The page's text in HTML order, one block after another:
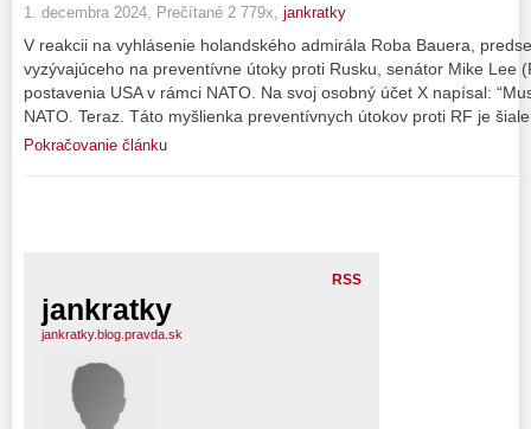
1. decembra 2024, Prečítané 2 779x, jankratky
V reakcii na vyhlásenie holandského admirála Roba Bauera,
vyzývajúceho na preventívne útoky proti Rusku, senátor Mike Lee
postavenia USA v rámci NATO. Na svoj osobný účet X napísal:
NATO. Teraz. Táto myšlienka preventívnych útokov proti RF je
Pokračovanie článku
RSS
jankratky
jankratky.blog.pravda.sk